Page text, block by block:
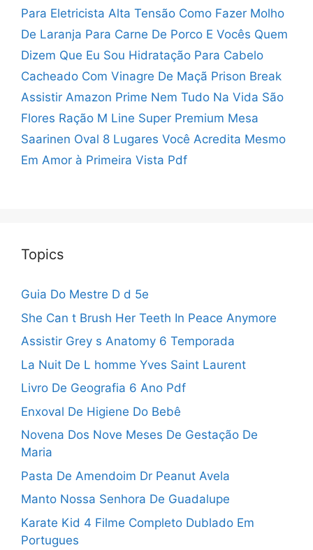
Para Eletricista Alta Tensão Como Fazer Molho
De Laranja Para Carne De Porco E Vocês Quem
Dizem Que Eu Sou Hidratação Para Cabelo
Cacheado Com Vinagre De Maçã Prison Break
Assistir Amazon Prime Nem Tudo Na Vida São
Flores Ração M Line Super Premium Mesa
Saarinen Oval 8 Lugares Você Acredita Mesmo
Em Amor à Primeira Vista Pdf
Topics
Guia Do Mestre D d 5e
She Can t Brush Her Teeth In Peace Anymore
Assistir Grey s Anatomy 6 Temporada
La Nuit De L homme Yves Saint Laurent
Livro De Geografia 6 Ano Pdf
Enxoval De Higiene Do Bebê
Novena Dos Nove Meses De Gestação De
Maria
Pasta De Amendoim Dr Peanut Avela
Manto Nossa Senhora De Guadalupe
Karate Kid 4 Filme Completo Dublado Em
Portugues